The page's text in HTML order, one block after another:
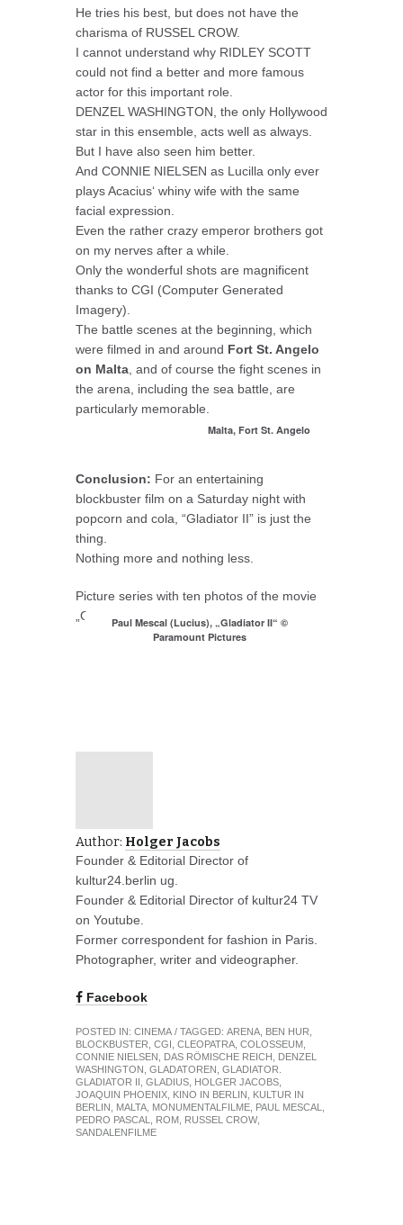
He tries his best, but does not have the
charisma of RUSSEL CROW.
I cannot understand why RIDLEY SCOTT
could not find a better and more famous
actor for this important role.
DENZEL WASHINGTON, the only Hollywood
star in this ensemble, acts well as always.
But I have also seen him better.
And CONNIE NIELSEN as Lucilla only ever
plays Acacius‘ whiny wife with the same
facial expression.
Even the rather crazy emperor brothers got
on my nerves after a while.
Only the wonderful shots are magnificent
thanks to CGI (Computer Generated
Imagery).
The battle scenes at the beginning, which
were filmed in and around Fort St. Angelo
on Malta, and of course the fight scenes in
the arena, including the sea battle, are
particularly memorable.
Malta, Fort St. Angelo
Conclusion: For an entertaining
blockbuster film on a Saturday night with
popcorn and cola, “Gladiator II” is just the
thing.
Nothing more and nothing less.
Picture series with ten photos of the movie
„Gladiator II“:Paul Mescal (Lucius), „Gladiator II“ ©
Paramount Pictures
Author: Holger Jacobs
Founder & Editorial Director of
kultur24.berlin ug.
Founder & Editorial Director of kultur24 TV
on Youtube.
Former correspondent for fashion in Paris.
Photographer, writer and videographer.
Facebook
POSTED IN: CINEMA / TAGGED: ARENA, BEN HUR
BLOCKBUSTER CGI CLEOPATRA, COLOSSEUM,
CONNIE NIELSEN
DAS RÖMISCHE REICH
DENZEL
WASHINGTON GLADATOREN GLADIATOR.
GLADIATOR II GLADIUS, HOLGER JACOBS,
JOAQUIN PHOENIX, KINO IN BERLIN
KULTUR IN
BERLIN
MALTA, MONUMENTALFILME, PAUL MESCAL
PEDRO PASCAL
ROM, RUSSEL CROW,
SANDALENFILME